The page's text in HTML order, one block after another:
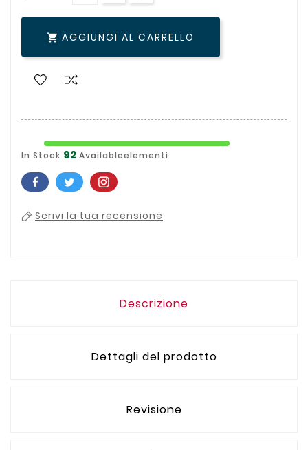
 AGGIUNGI AL CARRELLO
In Stock 92 Availableelementi
Scrivi la tua recensione
Descrizione
Dettagli del prodotto
Revisione